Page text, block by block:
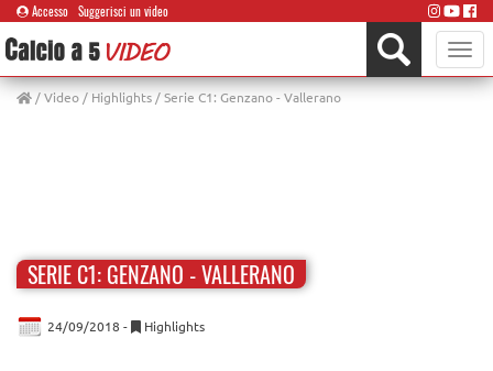
Accesso Suggerisci un video
Toggle
/Video/ Highlights/ Serie C1: Genzano - Vallerano
SERIE C1: GENZANO - VALLERANO
24/09/2018 - Highlights